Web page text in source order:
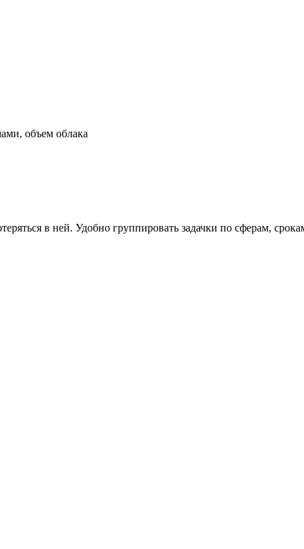
объем облака
в ней. Удобно группировать задачки по сферам,